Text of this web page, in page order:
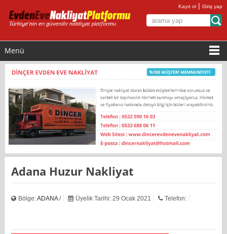
Kayıt ol |Giriş yap
Menü
Adana Huzur Nakliyat
Bölge:ADANA/ Üyelik Tarihi: 29 Ocak 2021 Telefon: